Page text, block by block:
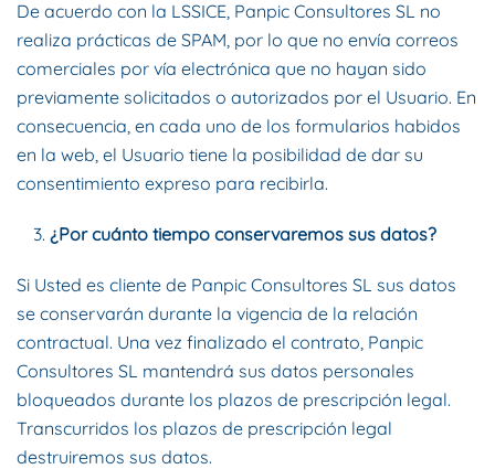
De acuerdo con la LSSICE, Panpic Consultores SL no
realiza prácticas de SPAM, por lo que no envía correos
comerciales por vía electrónica que no hayan sido
previamente solicitados o autorizados por el Usuario. En
consecuencia, en cada uno de los formularios habidos
en la web, el Usuario tiene la posibilidad de dar su
consentimiento expreso para recibirla.
¿Por cuánto tiempo conservaremos sus datos?
Si Usted es cliente de Panpic Consultores SL sus datos
se conservarán durante la vigencia de la relación
contractual. Una vez finalizado el contrato, Panpic
Consultores SL mantendrá sus datos personales
bloqueados durante los plazos de prescripción legal.
Transcurridos los plazos de prescripción legal
destruiremos sus datos.